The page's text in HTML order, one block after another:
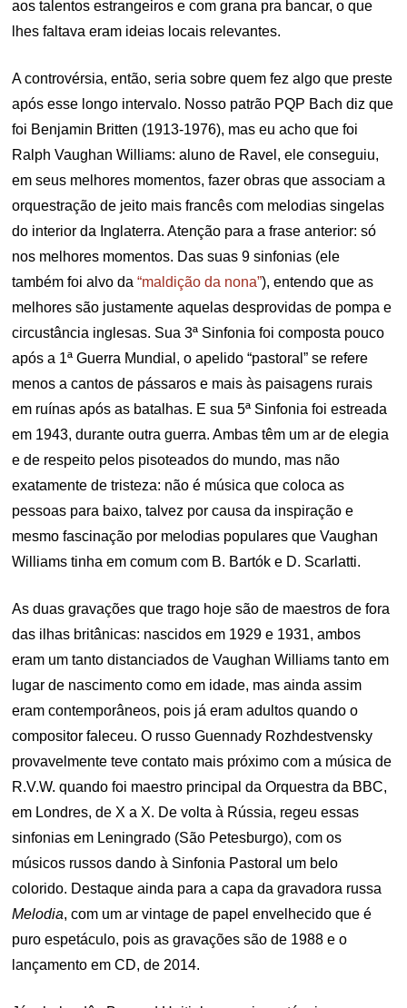
aos talentos estrangeiros e com grana pra bancar, o que
lhes faltava eram ideias locais relevantes.
A controvérsia, então, seria sobre quem fez algo que preste
após esse longo intervalo. Nosso patrão PQP Bach diz que
foi Benjamin Britten (1913-1976), mas eu acho que foi
Ralph Vaughan Williams: aluno de Ravel, ele conseguiu,
em seus melhores momentos, fazer obras que associam a
orquestração de jeito mais francês com melodias singelas
do interior da Inglaterra. Atenção para a frase anterior: só
nos melhores momentos. Das suas 9 sinfonias (ele
também foi alvo da“maldição da nona”), entendo que as
melhores são justamente aquelas desprovidas de pompa e
circustância inglesas. Sua 3ª Sinfonia foi composta pouco
após a 1ª Guerra Mundial, o apelido “pastoral” se refere
menos a cantos de pássaros e mais às paisagens rurais
em ruínas após as batalhas. E sua 5ª Sinfonia foi estreada
em 1943, durante outra guerra. Ambas têm um ar de elegia
e de respeito pelos pisoteados do mundo, mas não
exatamente de tristeza: não é música que coloca as
pessoas para baixo, talvez por causa da inspiração e
mesmo fascinação por melodias populares que Vaughan
Williams tinha em comum com B. Bartók e D. Scarlatti.
As duas gravações que trago hoje são de maestros de fora
das ilhas britânicas: nascidos em 1929 e 1931, ambos
eram um tanto distanciados de Vaughan Williams tanto em
lugar de nascimento como em idade, mas ainda assim
eram contemporâneos, pois já eram adultos quando o
compositor faleceu. O russo Guennady Rozhdestvensky
provavelmente teve contato mais próximo com a música de
R.V.W. quando foi maestro principal da Orquestra da BBC,
em Londres, de X a X. De volta à Rússia, regeu essas
sinfonias em Leningrado (São Petesburgo), com os
músicos russos dando à Sinfonia Pastoral um belo
colorido. Destaque ainda para a capa da gravadora russa
Melodia, com um ar vintage de papel envelhecido que é
puro espetáculo, pois as gravações são de 1988 e o
lançamento em CD, de 2014.